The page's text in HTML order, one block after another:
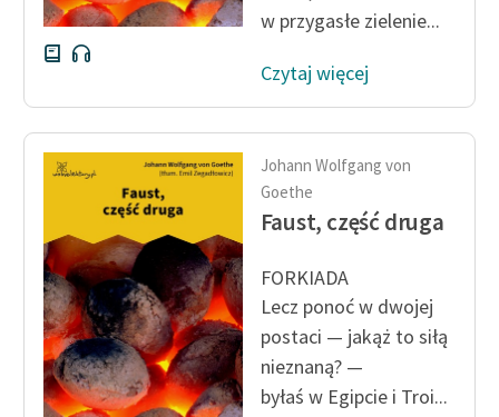
Popularyzacja
skandynawskiej literatury
Kolekcje edukacyjne
twórców przechodzących
do domeny publicznej,
lektur szkolnych oraz
Starego Testamentu
Odkurzamy bohaterów
Szkoła Poezji Wolnych
Lektur
w przygasłe zielenie...
Czytaj więcej
Johann Wolfgang von
Goethe
Faust, część druga
FORKIADA
Lecz ponoć w dwojej
postaci — jakąż to siłą
nieznaną? —
byłaś w Egipcie i Troi...